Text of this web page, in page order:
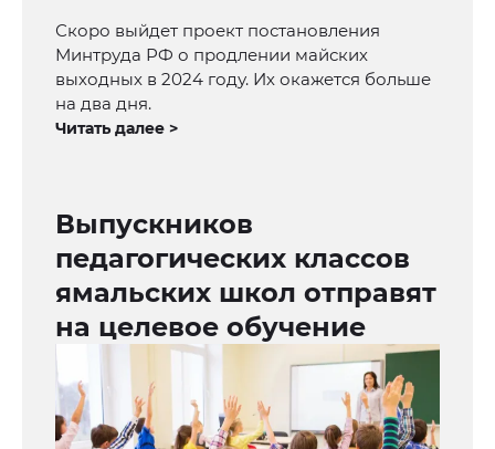
Скоро выйдет проект постановления
Минтруда РФ о продлении майских
выходных в 2024 году. Их окажется больше
на два дня.
Читать далее >
Выпускников
педагогических классов
ямальских школ отправят
на целевое обучение